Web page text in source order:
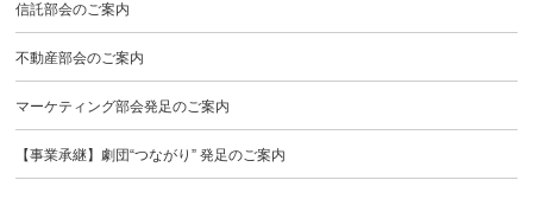
信託部会のご案内
不動産部会のご案内
マーケティング部会発足のご案内
【事業承継】劇団“つながり” 発足のご案内